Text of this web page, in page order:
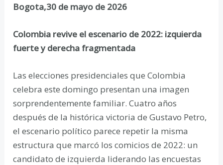
Bogota,30 de mayo de 2026
Colombia revive el escenario de 2022: izquierda
fuerte y derecha fragmentada
Las elecciones presidenciales que Colombia
celebra este domingo presentan una imagen
sorprendentemente familiar. Cuatro años
después de la histórica victoria de Gustavo Petro,
el escenario político parece repetir la misma
estructura que marcó los comicios de 2022: un
candidato de izquierda liderando las encuestas